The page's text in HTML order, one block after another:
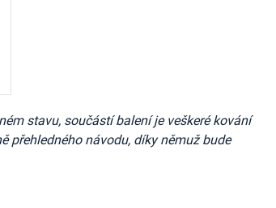
stavu, součástí balení je veškeré kování
přehledného návodu, díky němuž bude